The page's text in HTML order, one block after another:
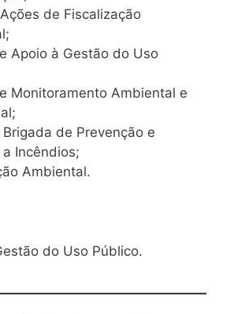
de Fiscalização
Apoio à Gestão do Uso
Monitoramento Ambiental e
de Prevenção e
Incêndios;
Ambiental.
do Uso Público.